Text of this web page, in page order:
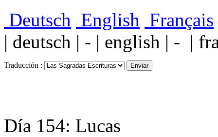
Deutsch English Français
| deutsch | - | english | - |
Traducción :
Día 154: Lucas